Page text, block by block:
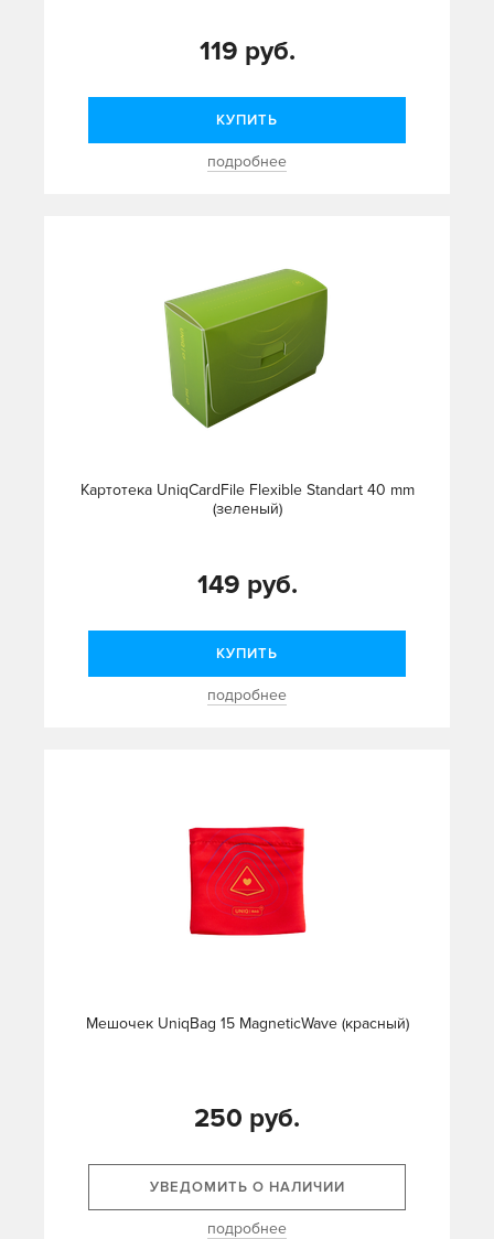
119 руб.
КУПИТЬ
подробнее
Картотека UniqCardFile Flexible Standart 40 mm
(зеленый)
149 руб.
КУПИТЬ
подробнее
Mешочек UniqBag 15 MagneticWave (красный)
250 руб.
УВЕДОМИТЬ О НАЛИЧИИ
подробнее